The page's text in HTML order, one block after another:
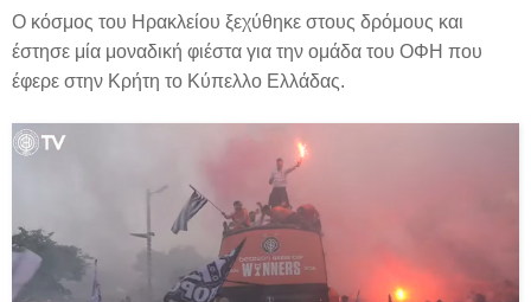
Ο κόσμος του Ηρακλείου ξεχύθηκε στους δρόμους και
έστησε μία μοναδική φιέστα για την ομάδα του ΟΦΗ που
έφερε στην Κρήτη το Κύπελλο Ελλάδας.